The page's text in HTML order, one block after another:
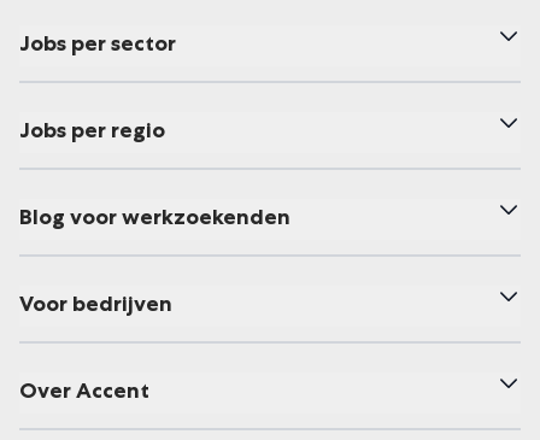
Jobs per sector
Jobs per regio
Blog voor werkzoekenden
Voor bedrijven
Over Accent